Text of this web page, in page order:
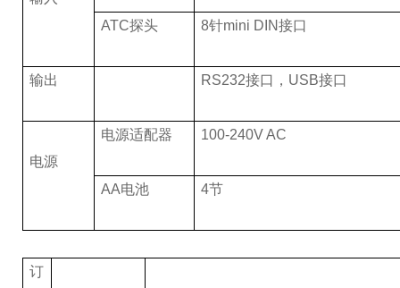
ATC探头 8针mini DIN接口
输出 RS232接口，USB接口
电源
电源适配器 100-240V AC
AA电池 4节
订